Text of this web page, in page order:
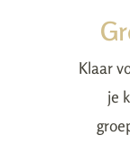
Klaar
je